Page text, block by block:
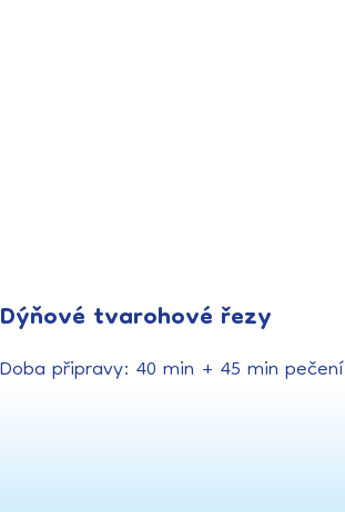
Dýňové tvarohové řezy
Doba připravy: 40 min + 45 min pečení